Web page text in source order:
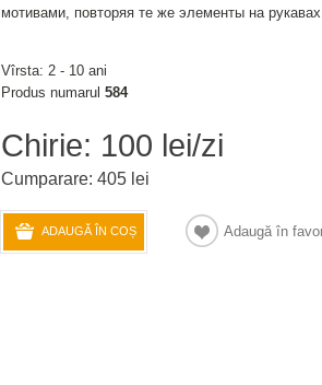
мотивами, повторяя те же элементы на
Vîrsta: 2 - 10 ani
Produs numarul 584
Chirie: 100 lei/zi
Cumparare: 405 lei
ADAUGĂ ÎN COȘ Adaugă în